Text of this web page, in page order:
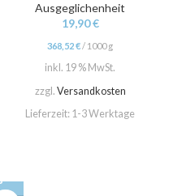
Ausgeglichenheit
19,90€
368,52€/ 1000 g
inkl. 19 % MwSt.
zzgl. Versandkosten
Lieferzeit: 1-3 Werktage